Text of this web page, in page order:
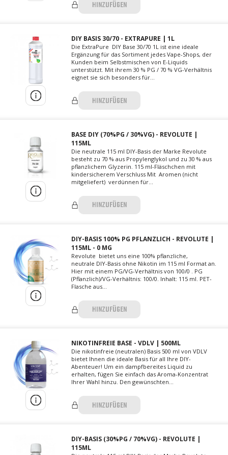
HINZUFÜGEN
DIY BASIS 30/70 - EXTRAPURE | 1L
Die ExtraPure DIY Base 30/70 1L ist eine ideale
Ergänzung für das Sortiment jedes Vape-Shops, der
Kunden beim Selbstmischen von E-Liquids
unterstützt. Mit ihrem 30 % PG / 70 % VG-Verhältnis
eignet sie sich besonders für...
HINZUFÜGEN
BASE DIY (70%PG / 30%VG) - REVOLUTE |
115ML
Die neutrale 115 ml DIY-Basis der Marke Revolute
besteht zu 70 % aus Propylenglykol und zu 30 % aus
pflanzlichem Glyzerin. 115 ml-Fläschchen mit
kindersicherem Verschluss Mit Aromen (nicht
mitgeliefert) verdünnen für...
HINZUFÜGEN
DIY-BASIS 100% PG PFLANZLICH - REVOLUTE |
115ML - 0 MG
Revolute bietet uns eine 100% pflanzliche,
neutrale DIY-Basis ohne Nikotin im 115 ml Format an.
Hier mit einem PG/VG-Verhältnis von 100/0 . PG
(Pflanzlich)/VG-Verhältnis: 100/0. Inhalt: 115 ml. PET-
Flasche aus...
HINZUFÜGEN
NIKOTINFREIE BASE - VDLV | 500ML
Die nikotinfreie (neutralen) Basis 500 ml von VDLV
bietet Ihnen die ideale Basis für all Ihre DIY-
Abenteuer! Um ein dampfbereites Liquid zu
erhalten, fügen Sie einfach das Aroma-Konzentrat
Ihrer Wahl hinzu. Den gewünschten...
HINZUFÜGEN
DIY-BASIS (30%PG / 70%VG) - REVOLUTE |
115ML